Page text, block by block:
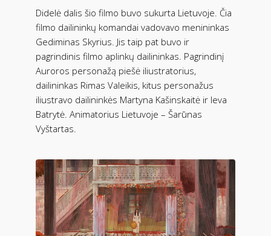
Didelė dalis šio filmo buvo sukurta Lietuvoje. Čia
filmo dailininkų komandai vadovavo menininkas
Gediminas Skyrius. Jis taip pat buvo ir
pagrindinis filmo aplinkų dailininkas. Pagrindinį
Auroros personažą piešė iliustratorius,
dailininkas Rimas Valeikis, kitus personažus
iliustravo dailininkės Martyna Kašinskaitė ir Ieva
Batrytė. Animatorius Lietuvoje – Šarūnas
Vyštartas.